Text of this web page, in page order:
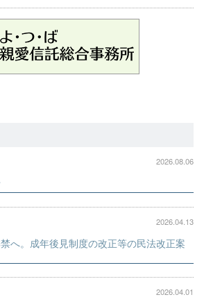
2026.08.06
2026.04.13
へ。成年後見制度の改正等の民法改正案
2026.04.01